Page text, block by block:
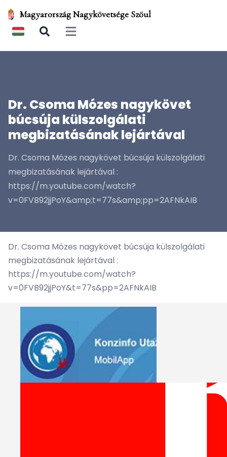
Magyarország Nagykövetsége Szöul
Open main menu
Dr. Csoma Mózes nagykövet
búcsúja külszolgálati
megbizatásának lejártával
Dr. Csoma Mózes nagykövet búcsúja külszolgálati
megbizatásának lejártával :
https://m.youtube.com/watch?
v=0FVB92jjPoY&amp;t=77s&amp;pp=2AFNkAIB
Dr. Csoma Mózes nagykövet búcsúja külszolgálati
megbizatásának lejártával :
https://m.youtube.com/watch?
v=0FVB92jjPoY&t=77s&pp=2AFNkAIB